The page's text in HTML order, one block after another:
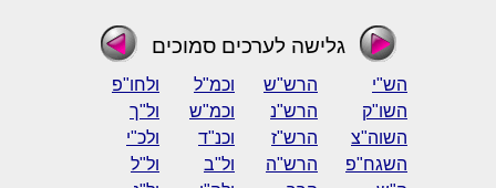
גלישה לערכים סמוכים
הש"י הרש"ש וכמ"ל
ולחו"פ
השו"ק
הרש"נ וכמ"ש
ול"ך
השוה"צ
הרש"ז וכנ"ד
ולכ"י
השגח"פ
הרש"ה ול"ב
ול"ל